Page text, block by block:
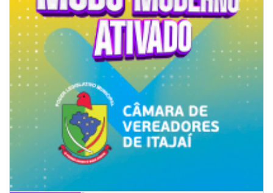
07/08/2026 | 18:12
Festa das Tradições Brasileiras reúne 4.145 pessoas na estreia, e
Reginaldo Sama sobe ao palco nesta sexta, às 19h
BALNEÁRIO CAMBORIÚ